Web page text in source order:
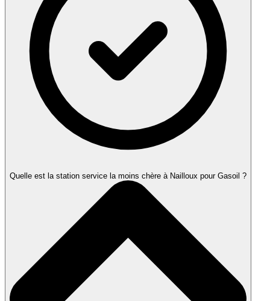
Quelle est la station service la moins chère à Nailloux pour Gasoil ?